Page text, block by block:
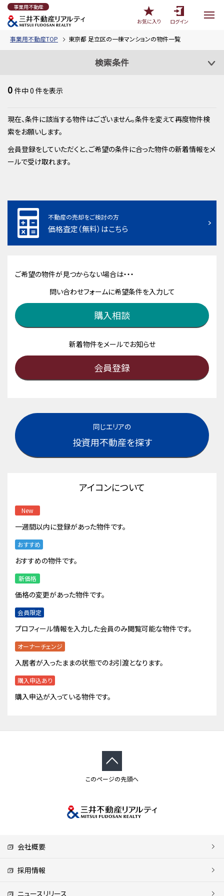
事業用不動産
お気に入り
ログイン
事業用不動産TOP 東京都 足立区の一棟マンションの物件一覧
検索条件
0 件中0 件を表示
現在、条件に該当する物件はございません。条件を変えて再度物件検
索をお願いします。
会員登録をしていただくと、ご希望の条件に合った物件の新着情報をメ
ールで受け取れます。
不動産の売却をご検討の方
価格査定（無料）はこちら
ご希望の物件が見つからない場合は・・・
問い合わせフォームに希望条件を入力して
購入相談
新着物件をメールでお知らせ
会員登録
同じエリアの
投資用不動産を探す
アイコンについて
New
一週間以内に登録があった物件です。
おすすめ
おすすめの物件です。
新価格
価格の変更があった物件です。
会員限定
プロフィール情報を入力した会員のみ閲覧可能な物件です。
オーナーチェンジ
入居者が入ったままの状態でのお引渡となります。
購入申込あり
購入申込が入っている物件です。
このページの先頭へ
会社概要
採用情報
ニュースリリース